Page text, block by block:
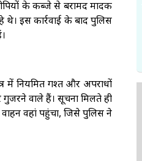
के कब्जे से बरामद मादक
इस कार्रवाई के बाद पुलिस
में नियमित गश्त और अपराधों
वाले हैं। सूचना मिलते ही
वहां पहुंचा, जिसे पुलिस ने